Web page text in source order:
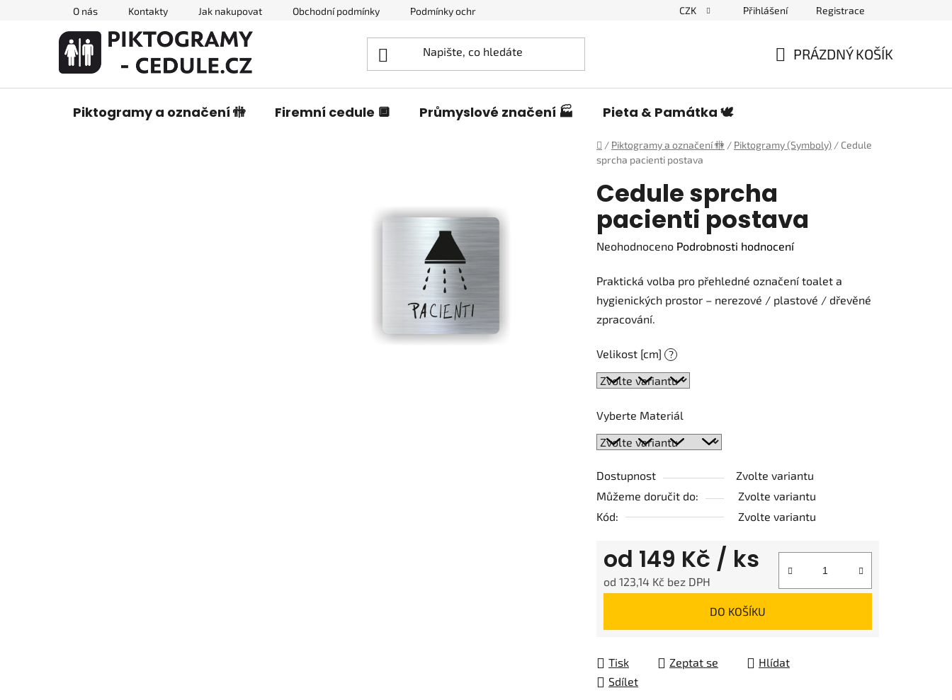
O nás Kontakty Jak nakupovat Obchodní podmínky Podmínky ochrany osobních údajů Blog o cedulích a piktogramech
CZK Přihlášení Registrace
PRÁZDNÝ KOŠÍK
Piktogramy a označení 🚻 Firemní cedule 🔲 Průmyslové značení 🏭 Pieta & Památka 🕊️
Domů
/ Piktogramy a označení 🚻 / Piktogramy (Symboly) / Cedule
sprcha pacienti postava
Cedule sprcha
pacienti postava
Průměrné
produktu
je
0,0
5
hvězdiček.
Neohodnoceno Podrobnosti hodnocení
Praktická volba pro přehledné označení toalet a
hygienických prostor – nerezové / plastové / dřevěné
zpracování.
Velikost [cm] ?
Vyberte Materiál
Dostupnost
Zvolte variantu
Můžeme doručit do:
Zvolte variantu
Kód:
Zvolte variantu
od 149 Kč / ks
od 123,14 Kč bez DPH
DO KOŠÍKU
Tisk Zeptat se
Hlídat
Sdílet